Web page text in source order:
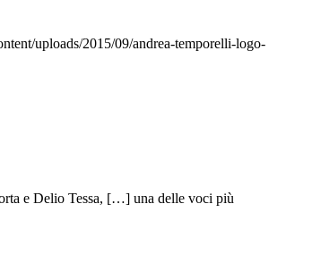
uploads/2015/09/andrea-temporelli-logo-
e Delio Tessa, […] una delle voci più